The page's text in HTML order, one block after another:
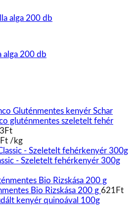
alga 200 db
Schar
gluténmentes szeletelt fehér
Ft
Ft /kg
- Szeletelt fehérkenyér 300g
Bio Rizskása 200 g 621 Ft